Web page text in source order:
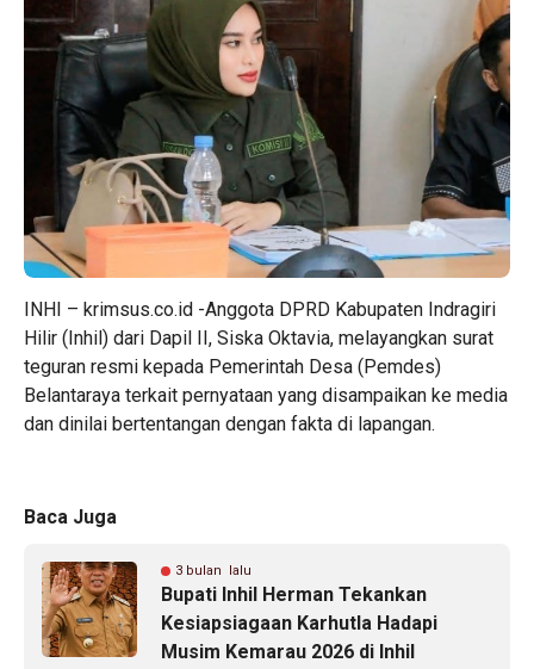
INHI – krimsus.co.id -Anggota DPRD Kabupaten Indragiri
Hilir (Inhil) dari Dapil II, Siska Oktavia, melayangkan surat
teguran resmi kepada Pemerintah Desa (Pemdes)
Belantaraya terkait pernyataan yang disampaikan ke media
dan dinilai bertentangan dengan fakta di lapangan.
Baca Juga
3 bulan lalu
Bupati Inhil Herman Tekankan
Kesiapsiagaan Karhutla Hadapi
Musim Kemarau 2026 di Inhil